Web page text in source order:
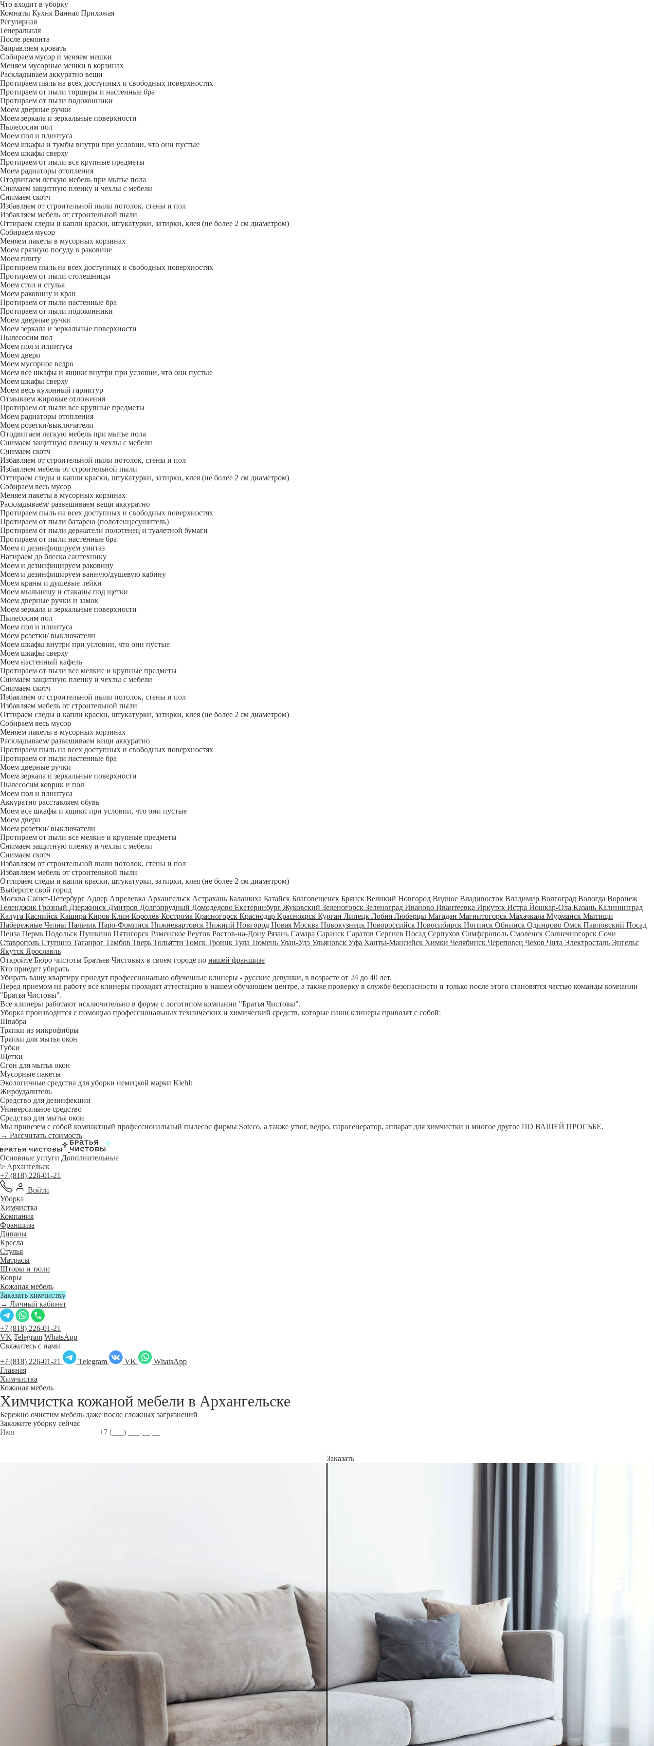
Что входит в уборку
Регу­лярная
Гене­ральная
После ремонта
Заправляем кровать
Собираем мусор и меняем мешки
Меняем мусорные мешки в корзинах
Раскладываем аккуратно вещи
Протираем пыль на всех доступных и свободных поверхностях
Протираем от пыли торшеры и настенные бра
Протираем от пыли подоконники
Моем дверные ручки
Моем зеркала и зеркальные поверхности
Пылесосим пол
Моем пол и плинтуса
Моем шкафы и тумбы внутри при условии, что они пустые
Моем шкафы сверху
Протираем от пыли все крупные предметы
Моем радиаторы отопления
Отодвигаем легкую мебель при мытье пола
Снимаем защитную пленку и чехлы с мебели
Снимаем скотч
Избавляем от строительной пыли потолок, стены и пол
Избавляем мебель от строительной пыли
Оттираем следы и капли краски, штукатурки, затирки, клея (не более 2 см диаметром)
Собираем мусор
Меняем пакеты в мусорных корзинах
Моем грязную посуду в раковине
Моем плиту
Протираем пыль на всех доступных и свободных поверхностях
Протираем от пыли столешницы
Моем стол и стулья
Моем раковину и кран
Протираем от пыли настенные бра
Протираем от пыли подоконники
Моем дверные ручки
Моем зеркала и зеркальные поверхности
Пылесосим пол
Моем пол и плинтуса
Моем двери
Моем мусорное ведро
Моем все шкафы и ящики внутри при условии, что они пустые
Моем шкафы сверху
Моем весь кухонный гарнитур
Отмываем жировые отложения
Протираем от пыли все крупные предметы
Моем радиаторы отопления
Моем розетки/выключатели
Отодвигаем легкую мебель при мытье пола
Снимаем защитную пленку и чехлы с мебели
Снимаем скотч
Избавляем от строительной пыли потолок, стены и пол
Избавляем мебель от строительной пыли
Оттираем следы и капли краски, штукатурки, затирки, клея (не более 2 см диаметром)
Собираем весь мусор
Меняем пакеты в мусорных корзинах
Раскладываем/ развешиваем вещи аккуратно
Протираем пыль на всех доступных и свободных поверхностях
Протираем от пыли батарею (полотенцесушитель)
Протираем от пыли держатели полотенец и туалетной бумаги
Протираем от пыли настенные бра
Моем и дезинфицируем унитаз
Натираем до блеска сантехнику
Моем и дезинфицируем раковину
Моем и дезинфицируем ванную/душевую кабину
Моем краны и душевые лейки
Моем мыльницу и стаканы под щетки
Моем дверные ручки и замок
Моем зеркала и зеркальные поверхности
Пылесосим пол
Моем пол и плинтуса
Моем розетки/ выключатели
Моем шкафы внутри при условии, что они пустые
Моем шкафы сверху
Моем настенный кафель
Протираем от пыли все мелкие и крупные предметы
Снимаем защитную пленку и чехлы с мебели
Снимаем скотч
Избавляем от строительной пыли потолок, стены и пол
Избавляем мебель от строительной пыли
Оттираем следы и капли краски, штукатурки, затирки, клея (не более 2 см диаметром)
Собираем весь мусор
Меняем пакеты в мусорных корзинах
Раскладываем/ развешиваем вещи аккуратно
Протираем пыль на всех доступных и свободных поверхностях
Протираем от пыли настенные бра
Моем дверные ручки
Моем зеркала и зеркальные поверхности
Пылесосим коврик и пол
Моем пол и плинтуса
Аккуратно расставляем обувь
Моем все шкафы и ящики при условии, что они пустые
Моем двери
Моем розетки/ выключатели
Протираем от пыли все мелкие и крупные предметы
Снимаем защитную пленку и чехлы с мебели
Снимаем скотч
Избавляем от строительной пыли потолок, стены и пол
Избавляем мебель от строительной пыли
Оттираем следы и капли краски, штукатурки, затирки, клея (не более 2 см диаметром)
Выберите свой город
Москва Санкт-Петербург Адлер Апрелевка Архангельск Астрахань Балашиха Батайск Благовещенск Брянск Великий Новгород Видное Владивосток Владимир Волгоград Вологда Воронеж
Геленджик Грозный Дзержинск Дмитров Долгопрудный Домодедово Екатеринбург Жуковский Зеленогорск Зеленоград Иваново Ивантеевка Иркутск Истра Йошкар-Ола Казань Калининград
Калуга Каспийск Кашира Киров Клин Королёв Кострома Красногорск Краснодар Красноярск Курган Липецк Лобня Люберцы Магадан Магнитогорск Махачкала Мурманск Мытищи
Набережные Челны Нальчик Наро-Фоминск Нижневартовск Нижний Новгород Новая Москва Новокузнецк Новороссийск Новосибирск Ногинск Обнинск Одинцово Омск Павловский Посад
Пенза Пермь Подольск Пушкино Пятигорск Раменское Реутов Ростов-на-Дону Рязань Самара Саранск Саратов Сергиев Посад Серпухов Симферополь Смоленск Солнечногорск Сочи
Ставрополь Ступино Таганрог Тамбов Тверь Тольятти Томск Троицк Тула Тюмень Улан-Удэ Ульяновск Уфа Ханты-Мансийск Химки Челябинск Череповец Чехов Чита Электросталь Энгельс
Якутск Ярославль
Откройте Бюро чистоты Братьев Чистовых в своем городе по нашей франшизе
Кто приедет убирать
Убирать вашу квартиру приедут профессионально обученные клинеры - русские девушки, в возрасте от 24 до 40 лет.
Перед приемом на работу все клинеры проходят аттестацию в нашем обучающем центре, а также проверку в службе безопасности и только после этого становятся частью команды компании
"Братья Чистовы".
Все клинеры работают исключительно в форме с логотипом компании "Братья Чистовы".
Уборка производится с помощью профессиональных технических и химический средств, которые наши клинеры привозят с собой:
Швабра
Тряпки из микрофибры
Тряпки для мытья окон
Губки
Щетки
Сгон для мытья окон
Мусорные пакеты
Экологичные средства для уборки немецкой марки Kiehl:
Жироудалитель
Средство для дезинфекции
Универсальное средство
Средство для мытья окон
Мы привезем с собой компактный профессиональный пылесос фирмы Soteco, а также утюг, ведро, парогенератор, аппарат для химчистки и многое другое ПО ВАШЕЙ ПРОСЬБЕ.
→ Рассчитать стоимость
Основные услуги Дополнительные
Архангельск
+7 (818) 226-01-21
Войти
Уборка
Химчистка
Компания
Франшиза
Диваны
Кресла
Стулья
Матрасы
Шторы и тюли
Ковры
Кожаная мебель
Заказать химчистку
→ Личный кабинет
+7 (818) 226-01-21
VK Telegram WhatsApp
Свяжитесь с нами
+7 (818) 226-01-21
Telegram VK
WhatsApp
Главная
Химчистка
Кожаная мебель
Химчистка кожаной мебели в Архангельске
Бережно очистим мебель даже после сложных загрязнений
Закажите уборку сейчас
Заказать